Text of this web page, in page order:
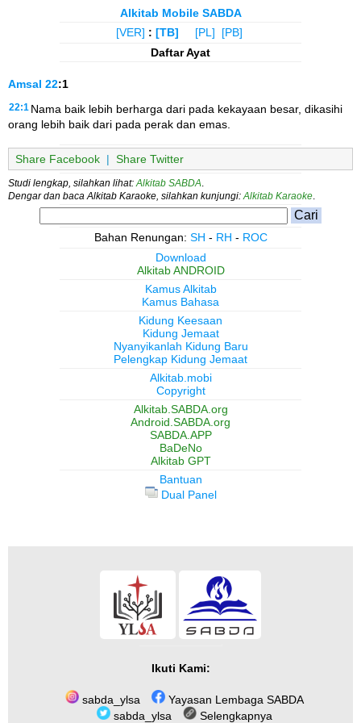
Alkitab Mobile SABDA
[VER] : [TB] [PL]
[PB]
Daftar Ayat
Amsal 22:1
22:1 Nama baik lebih berharga dari pada kekayaan besar, dikasihi
orang lebih baik dari pada perak dan emas.
Share Facebook | Share Twitter
Studi lengkap, silahkan lihat: Alkitab SABDA
Dengar dan baca Alkitab Karaoke, silahkan kunjungi: Alkitab Karaoke
Bahan Renungan: SH - RH - ROC
Download
Alkitab ANDROID
Kamus Alkitab
Kamus Bahasa
Kidung Keesaan
Kidung Jemaat
Nyanyikanlah Kidung Baru
Pelengkap Kidung Jemaat
Alkitab.mobi
Copyright
Alkitab.SABDA.org
Android.SABDA.org
SABDA.APP
BaDeNo
Alkitab GPT
Bantuan
Dual Panel
Ikuti Kami:
sabda_ylsa
Yayasan Lembaga SABDA
sabda_ylsa
Selengkapnya